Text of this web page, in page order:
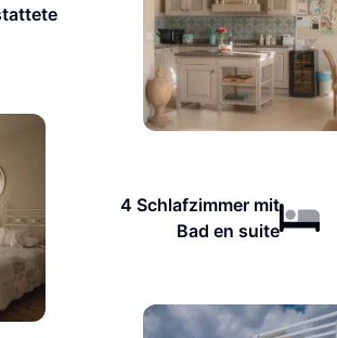
4 Schlafzimmer mit
Bad en suite